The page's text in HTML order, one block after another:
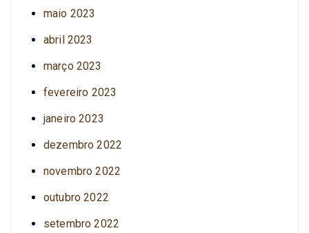
maio 2023
abril 2023
março 2023
fevereiro 2023
janeiro 2023
dezembro 2022
novembro 2022
outubro 2022
setembro 2022